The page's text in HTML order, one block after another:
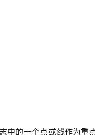
的一个点或线作为重